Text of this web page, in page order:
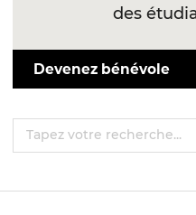
des
Devenez bénévole